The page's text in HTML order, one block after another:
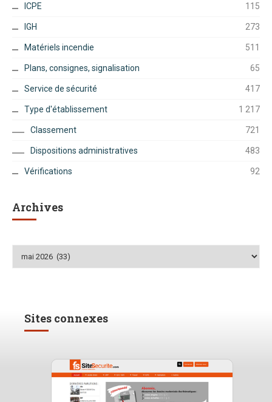
ICPE 115
IGH 273
Matériels incendie 511
Plans, consignes, signalisation 65
Service de sécurité 417
Type d'établissement 1 217
Classement 721
Dispositions administratives 483
Vérifications 92
Archives
Archives
Sites connexes